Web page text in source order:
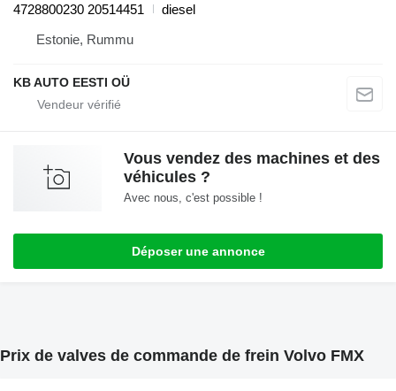
4728800230 20514451
diesel
Estonie, Rummu
KB AUTO EESTI OÜ
Vous vendez des machines et des
véhicules ?
Avec nous, c'est possible !
Déposer une annonce
Prix de valves de commande de frein Volvo FMX